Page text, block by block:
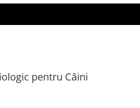
pentru Câini